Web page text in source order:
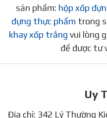
sản phẩm: hộp xốp
đựng thực phẩm trong
khay xốp trắng vui lòng
để được tư
Uy
Địa chỉ: 342 Lý Thường